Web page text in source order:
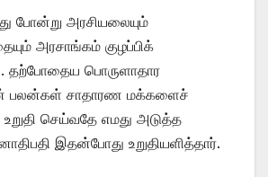
போன்று அரசியலையும்
அரசாங்கம் குழப்பிக்
பொருளாதார
பலன்கள் சாதாரண மக்களைச்
செய்வதே எமது அடுத்த
இதன்போது உறுதியளித்தார்.